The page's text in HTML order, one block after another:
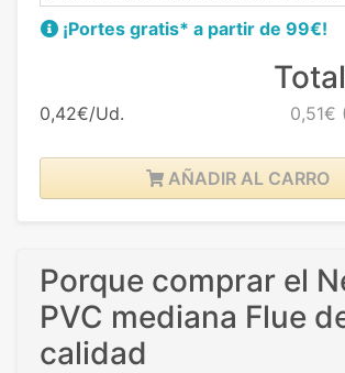
¡Portes gratis* a partir de 99€!
0,42€/Ud. 0,51€
AÑADIR AL CARRO
Porque comprar el
PVC mediana Flue
calidad